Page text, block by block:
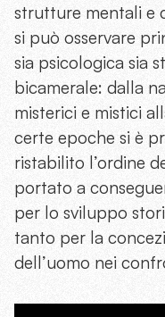
strutture mentali e
si può osservare
sia psicologica sia
bicamerale: dalla
misterici e mistici
certe epoche si è
ristabilito l’ordine
portato a
per lo sviluppo
tanto per la
dell’uomo nei